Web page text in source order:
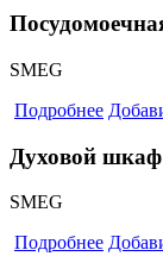
SMEG
Подробнее
Духовой шкаф
SMEG
Подробнее